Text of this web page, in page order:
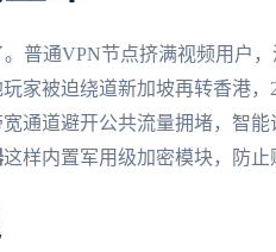
普通VPN节点挤满视频用户
家被迫绕道新加坡再转香港，
通道避开公共流量拥堵，智
这样内置军用级加密模块，防止